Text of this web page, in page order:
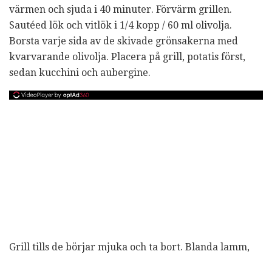
värmen och sjuda i 40 minuter. Förvärm grillen.
Sautéed lök och vitlök i 1/4 kopp / 60 ml olivolja.
Borsta varje sida av de skivade grönsakerna med
kvarvarande olivolja. Placera på grill, potatis först,
sedan kucchini och aubergine.
Grill tills de börjar mjuka och ta bort. Blanda lamm,